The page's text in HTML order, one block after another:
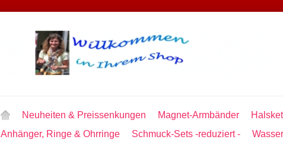
Neuheiten & Preissenkungen Magnet-Armbänder
Anhänger, Ringe & Ohrringe
Schmuck-Sets -reduziert -